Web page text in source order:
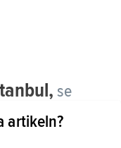
se
i Istanbul.
artikeln?